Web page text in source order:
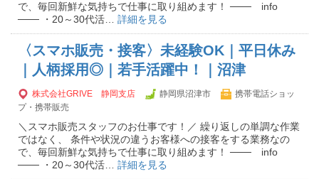
で、毎回新鮮な気持ちで仕事に取り組めます！ ─── info
─── ・20～30代活… 詳細を見る
〈スマホ販売・接客〉未経験OK｜平日休み
｜人柄採用◎｜若手活躍中！｜沼津
株式会社GRIVE 静岡支店 静岡県沼津市
携帯電話ショッ
プ・携帯販売
＼スマホ販売スタッフのお仕事です！／ 繰り返しの単調な作業
ではなく、 条件や状況の違うお客様への接客をする業務なの
で、毎回新鮮な気持ちで仕事に取り組めます！ ─── info
─── ・20～30代活… 詳細を見る